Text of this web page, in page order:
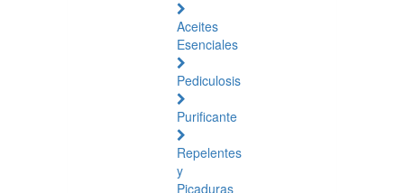
Aceites
Esenciales
Pediculosis
Purificante
Repelentes
y
Picaduras